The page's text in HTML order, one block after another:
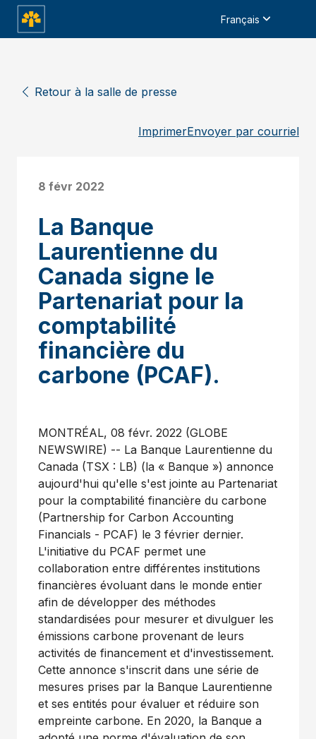
Français
Retour à la salle de presse
ImprimerEnvoyer par courriel
8 févr 2022
La Banque
Laurentienne du
Canada signe le
Partenariat pour la
comptabilité
financière du
carbone (PCAF).
MONTRÉAL, 08 févr. 2022 (GLOBE
NEWSWIRE) -- La Banque Laurentienne du
Canada (TSX : LB) (la « Banque ») annonce
aujourd'hui qu'elle s'est jointe au Partenariat
pour la comptabilité financière du carbone
(Partnership for Carbon Accounting
Financials - PCAF) le 3 février dernier.
L'initiative du PCAF permet une
collaboration entre différentes institutions
financières évoluant dans le monde entier
afin de développer des méthodes
standardisées pour mesurer et divulguer les
émissions carbone provenant de leurs
activités de financement et d'investissement.
Cette annonce s'inscrit dans une série de
mesures prises par la Banque Laurentienne
et ses entités pour évaluer et réduire son
empreinte carbone. En 2020, la Banque a